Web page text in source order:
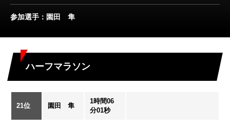
参加選手 ：園田 隼
ハーフマラソン
21位 園田 隼
1時間06
分01秒